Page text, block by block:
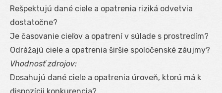
Rešpektujú dané ciele a opatrenia riziká odvetvia
dostatočne?
Je časovanie cieľov a opatrení v súlade s prostredím?
Odrážajú ciele a opatrenia širšie spoločenské záujmy?
Vhodnosť zdrojov:
Dosahujú dané ciele a opatrenia úroveň, ktorú má k